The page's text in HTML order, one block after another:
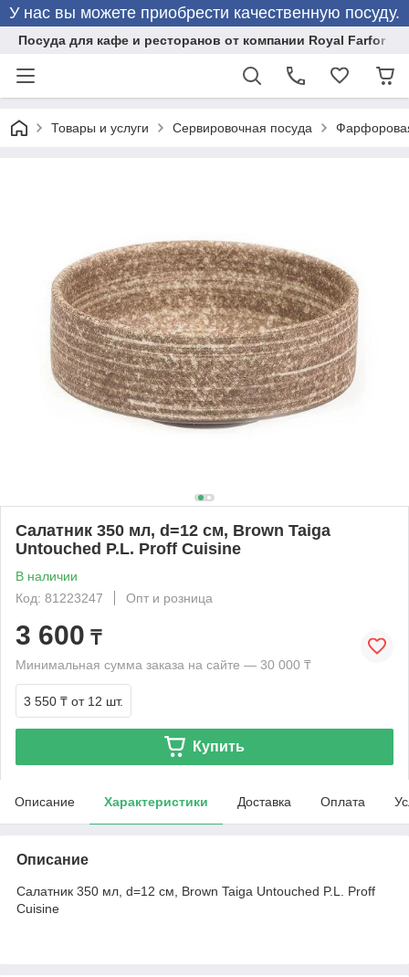
У нас вы можете приобрести качественную посуду.
Посуда для кафе и ресторанов от компании Royal Farfor
Товары и услуги Сервировочная посуда
Салатник 350 мл, d=12 см, Brown Taiga
Untouched P.L. Proff Cuisine
В наличии
Код: 81223247
Опт и розница
3 600 ₸
Минимальная сумма заказа на сайте — 30 000 ₸
3 550 ₸ от 12 шт.
Купить
Описание Характеристики Доставка Оплата
Описание
Салатник 350 мл, d=12 см, Brown Taiga Untouched P.L. Proff
Cuisine